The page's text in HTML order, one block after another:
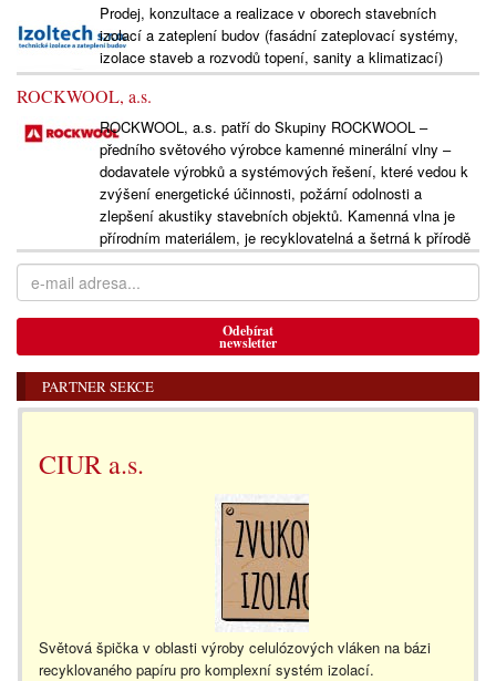
Prodej, konzultace a realizace v oborech stavebních
izolací a zateplení budov (fasádní zateplovací systémy,
izolace staveb a rozvodů topení, sanity a klimatizací)
ROCKWOOL, a.s.
ROCKWOOL, a.s. patří do Skupiny ROCKWOOL –
předního světového výrobce kamenné minerální vlny –
dodavatele výrobků a systémových řešení, které vedou k
zvýšení energetické účinnosti, požární odolnosti a
zlepšení akustiky stavebních objektů. Kamenná vlna je
přírodním materiálem, je recyklovatelná a šetrná k přírodě
Odebírat
newsletter
PARTNER SEKCE
CIUR a.s.
Světová špička v oblasti výroby celulózových vláken na bázi
recyklovaného papíru pro komplexní systém izolací.